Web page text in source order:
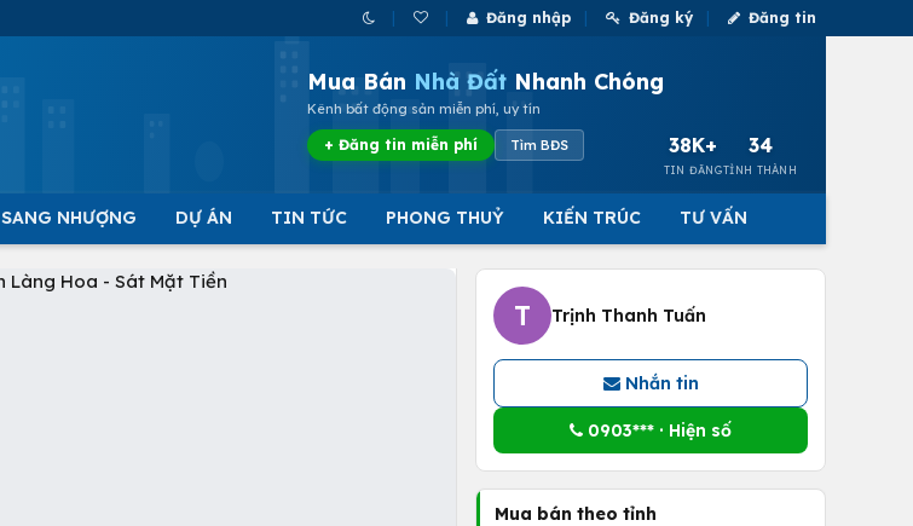
Đăng nhập Đăng ký Đăng tin
Mua Bán Nhà Đất Nhanh Chóng
Kênh bất động sản miễn phí, uy tín
+ Đăng tin miễn phí Tìm BĐS 38K+
TIN ĐĂNG
34
TỈNH THÀNH
SANG NHƯỢNG DỰ ÁN TIN TỨC PHONG THUỶ KIẾN TRÚC TƯ VẤN
T Trịnh Thanh Tuấn
Nhắn tin
0903*** · Hiện số
Mua bán theo tỉnh